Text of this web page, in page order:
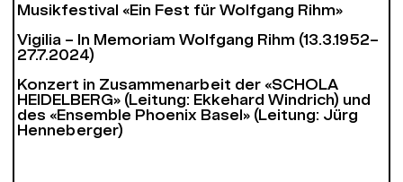
Musikfestival «Ein Fest für Wolfgang Rihm»
Vigilia – In Memoriam Wolfgang Rihm (13.3.1952–
27.7.2024)
Konzert in Zusammenarbeit der «SCHOLA
HEIDELBERG» (Leitung: Ekkehard Windrich) und
des «Ensemble Phoenix Basel» (Leitung: Jürg
Henneberger)